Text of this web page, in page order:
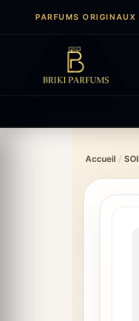
PARFUMS ORIGINAUX
Accueil /